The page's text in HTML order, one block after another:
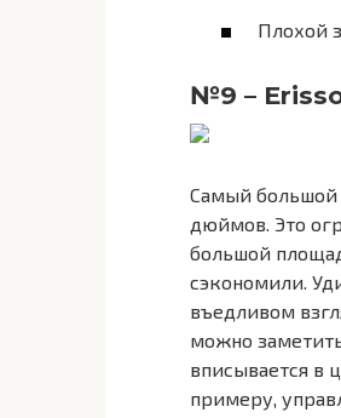
Плохой
№9 –
Самый большой
дюймов. Это
большой
сэкономили.
въедливом
можно
вписывается в
примеру,